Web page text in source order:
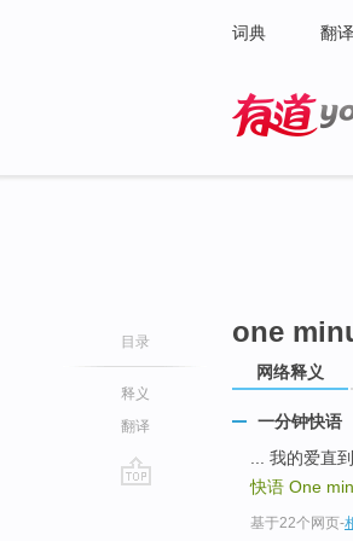
词典 翻译
目录
释义
翻译
one
网络释义
一分钟快语
... 我的爱直
快语 One
基于22个网页-